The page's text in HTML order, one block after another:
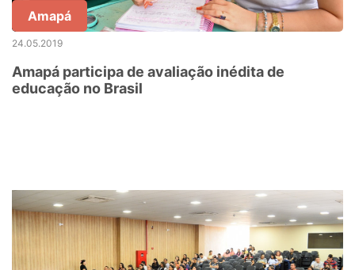
Amapá
24.05.2019
Amapá participa de avaliação inédita de
educação no Brasil